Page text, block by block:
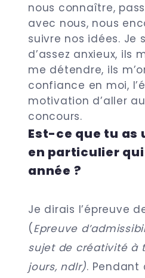
nous connaître,
avec nous, nous
suivre nos idées. Je
d’assez anxieux, ils
me détendre, ils
confiance en moi,
motivation d’aller
concours.
Est-ce que tu as
en particulier
année ?
Je dirais l’épreuve de
(Epreuve
sujet de créativité à
jours, ndlr). Pendant